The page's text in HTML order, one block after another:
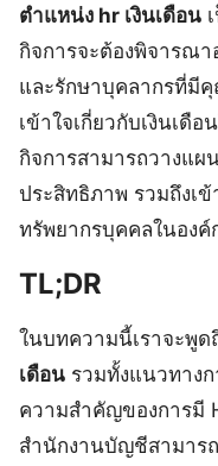
ตําแหน่ง hr เงินเดือน
กิจการจะต้องพิจารณา
และรักษาบุคลากรที่มี
เข้าใจเกี่ยวกับเงินเดื
กิจการสามารถวางแผ
ประสิทธิภาพ รวมถึงเ
ทรัพยากรบุคคลในองค์
TL;DR
ในบทความนี้เราจะพูด
เดือน รวมทั้งแนวทาง
ความสำคัญของการมี
สำนักงานบัญชีสามาร